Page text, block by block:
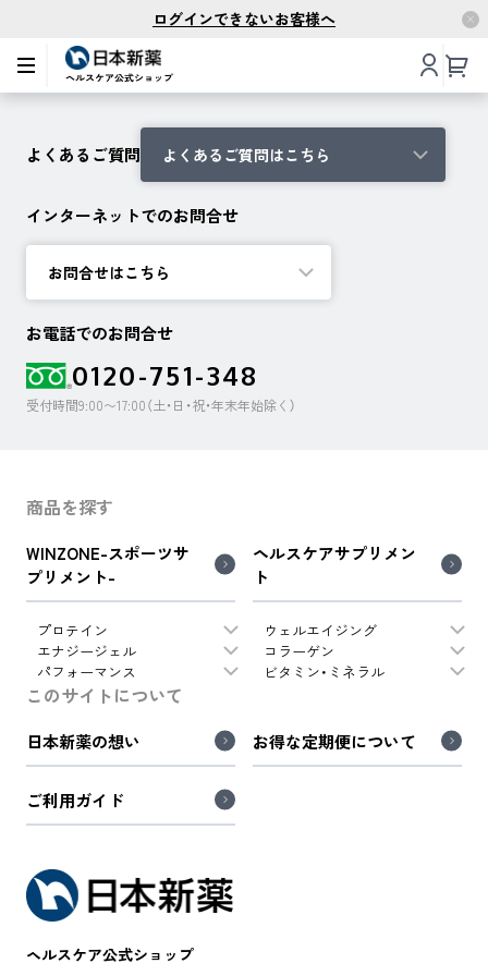
ログインできないお客様へ
よくあるご質問 よくあるご質問はこちら
インターネットでのお問合せ
お問合せはこちら
お電話でのお問合せ
0120-751-348
受付時間9:00〜17:00（土・日・祝・年末年始除く）
商品を探す
WINZONE-スポーツサ
プリメント-
プロテイン
エナジージェル
パフォーマンス
ヘルスケアサプリメン
ト
ウェルエイジング
コラーゲン
ビタミン・ミネラル
このサイトについて
日本新薬の想い お得な定期便について
ご利用ガイド
ヘルスケア公式ショップ